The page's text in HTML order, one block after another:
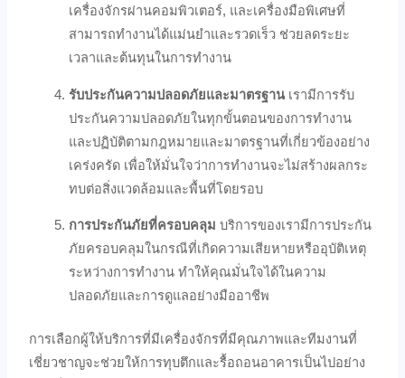
เครื่องจักรผ่านคอมพิวเตอร์, และเครื่องมือพิเศษที่
สามารถทำงานได้แม่นยำและรวดเร็ว ช่วยลดระยะ
เวลาและต้นทุนในการทำงาน
รับประกันความปลอดภัยและมาตรฐานเรามีการรับ
ประกันความปลอดภัยในทุกขั้นตอนของการทำงาน
และปฏิบัติตามกฎหมายและมาตรฐานที่เกี่ยวข้องอย่าง
เคร่งครัด เพื่อให้มั่นใจว่าการทำงานจะไม่สร้างผลกระ
ทบต่อสิ่งแวดล้อมและพื้นที่โดยรอบ
การประกันภัยที่ครอบคลุม บริการของเรามีการประกัน
ภัยครอบคลุมในกรณีที่เกิดความเสียหายหรืออุบัติเหตุ
ระหว่างการทำงาน ทำให้คุณมั่นใจได้ในความ
ปลอดภัยและการดูแลอย่างมืออาชีพ
การเลือกผู้ให้บริการที่มีเครื่องจักรที่มีคุณภาพและทีมงานที่
เชี่ยวชาญจะช่วยให้การทุบตึกและรื้อถอนอาคารเป็นไปอย่าง